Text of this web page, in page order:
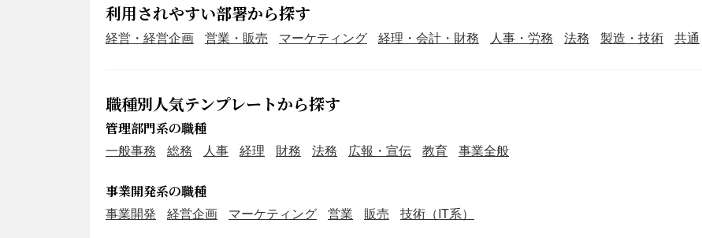
利用されやすい部署から探す
経営・経営企画 営業・販売 マーケティング 経理・会計・財務 人事・労務 法務 製造・技術 共通
職種別人気テンプレートから探す
管理部門系の職種
一般事務
総務 人事 経理 財務 法務 広報・宣伝 教育 事業全般
事業開発系の職種
事業開発
経営企画 マーケティング 営業 販売 技術（IT系）